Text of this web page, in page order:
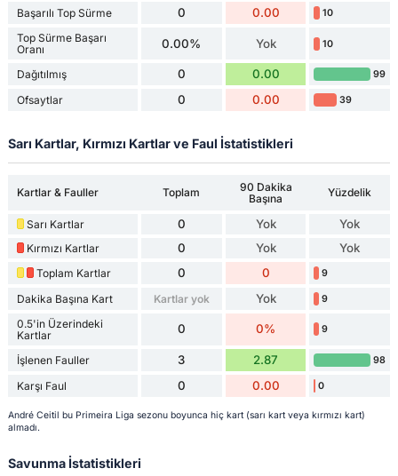
Başarılı Top Sürme 0 0.00 10
Top Sürme Başarı
Oranı
0.00% Yok 10
Dağıtılmış 0 0.00 99
Ofsaytlar 0 0.00 39
Sarı Kartlar, Kırmızı Kartlar ve Faul İstatistikleri
Kartlar & Fauller Toplam
90 Dakika
Başına
Yüzdelik
Sarı Kartlar 0 Yok Yok
Kırmızı Kartlar 0 Yok Yok
Toplam Kartlar 0 0 9
Dakika Başına Kart Kartlar yok Yok 9
0.5'in Üzerindeki
Kartlar
0 0% 9
İşlenen Fauller 3 2.87 98
Karşı Faul 0 0.00 0
André Ceitil bu Primeira Liga sezonu boyunca hiç kart (sarı kart veya kırmızı kart)
almadı.
Savunma İstatistikleri